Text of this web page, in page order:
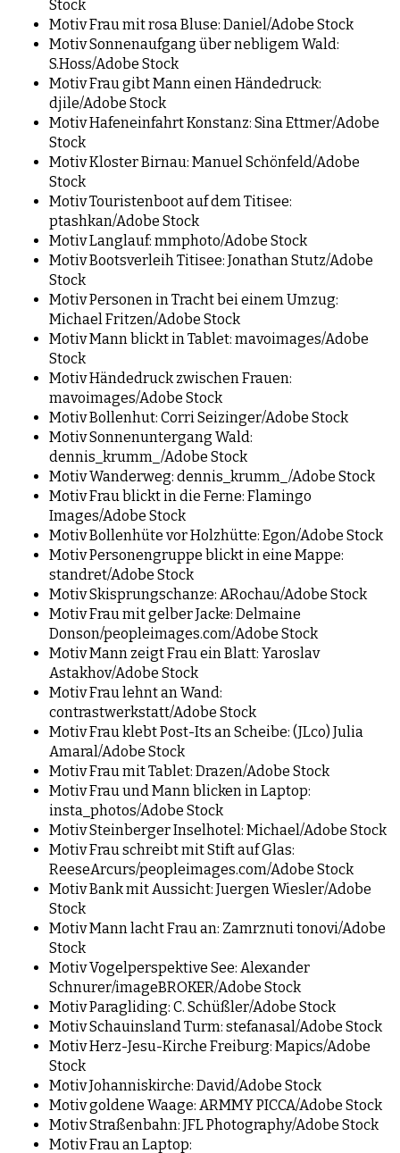
Stock
Motiv Frau mit rosa Bluse: Daniel/Adobe Stock
Motiv Sonnenaufgang über nebligem Wald:
S.Hoss/Adobe Stock
Motiv Frau gibt Mann einen Händedruck:
djile/Adobe Stock
Motiv Hafeneinfahrt Konstanz: Sina Ettmer/Adobe
Stock
Motiv Kloster Birnau: Manuel Schönfeld/Adobe
Stock
Motiv Touristenboot auf dem Titisee:
ptashkan/Adobe Stock
Motiv Langlauf: mmphoto/Adobe Stock
Motiv Bootsverleih Titisee: Jonathan Stutz/Adobe
Stock
Motiv Personen in Tracht bei einem Umzug:
Michael Fritzen/Adobe Stock
Motiv Mann blickt in Tablet: mavoimages/Adobe
Stock
Motiv Händedruck zwischen Frauen:
mavoimages/Adobe Stock
Motiv Bollenhut: Corri Seizinger/Adobe Stock
Motiv Sonnenuntergang Wald:
dennis_krumm_/Adobe Stock
Motiv Wanderweg: dennis_krumm_/Adobe Stock
Motiv Frau blickt in die Ferne: Flamingo
Images/Adobe Stock
Motiv Bollenhüte vor Holzhütte: Egon/Adobe Stock
Motiv Personengruppe blickt in eine Mappe:
standret/Adobe Stock
Motiv Skisprungschanze: ARochau/Adobe Stock
Motiv Frau mit gelber Jacke: Delmaine
Donson/peopleimages.com/Adobe Stock
Motiv Mann zeigt Frau ein Blatt: Yaroslav
Astakhov/Adobe Stock
Motiv Frau lehnt an Wand:
contrastwerkstatt/Adobe Stock
Motiv Frau klebt Post-Its an Scheibe: (JLco) Julia
Amaral/Adobe Stock
Motiv Frau mit Tablet: Drazen/Adobe Stock
Motiv Frau und Mann blicken in Laptop:
insta_photos/Adobe Stock
Motiv Steinberger Inselhotel: Michael/Adobe Stock
Motiv Frau schreibt mit Stift auf Glas:
ReeseArcurs/peopleimages.com/Adobe Stock
Motiv Bank mit Aussicht: Juergen Wiesler/Adobe
Stock
Motiv Mann lacht Frau an: Zamrznuti tonovi/Adobe
Stock
Motiv Vogelperspektive See: Alexander
Schnurer/imageBROKER/Adobe Stock
Motiv Paragliding: C. Schüßler/Adobe Stock
Motiv Schauinsland Turm: stefanasal/Adobe Stock
Motiv Herz-Jesu-Kirche Freiburg: Mapics/Adobe
Stock
Motiv Johanniskirche: David/Adobe Stock
Motiv goldene Waage: ARMMY PICCA/Adobe Stock
Motiv Straßenbahn: JFL Photography/Adobe Stock
Motiv Frau an Laptop: